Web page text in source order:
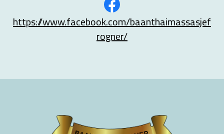
https://www.facebook.com/baanthaimassasjef
rogner/